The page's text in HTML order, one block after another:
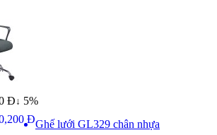
Đ↓ 5%
ĐGhế lưới GL329 chân nhựa